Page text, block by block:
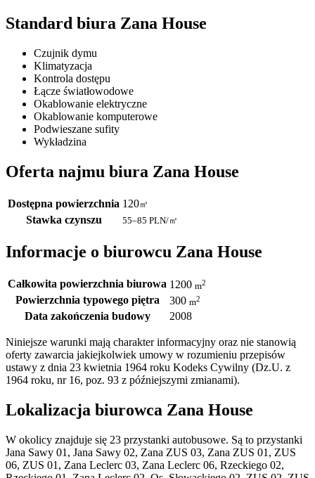
Standard biura Zana House
Czujnik dymu
Klimatyzacja
Kontrola dostępu
Łącze światłowodowe
Okablowanie elektryczne
Okablowanie komputerowe
Podwieszane sufity
Wykładzina
Oferta najmu biura Zana House
Dostępna powierzchnia 120㎡
Stawka czynszu 55–85 PLN/㎡
Informacje o biurowcu Zana House
Całkowita powierzchnia biurowa 1200 m2
Powierzchnia typowego piętra 300 m2
Data zakończenia budowy 2008
Niniejsze warunki mają charakter informacyjny oraz nie stanowią
oferty zawarcia jakiejkolwiek umowy w rozumieniu przepisów
ustawy z dnia 23 kwietnia 1964 roku Kodeks Cywilny (Dz.U. z
1964 roku, nr 16, poz. 93 z późniejszymi zmianami).
Lokalizacja biurowca Zana House
W okolicy znajduje się 23 przystanki autobusowe. Są to przystanki
Jana Sawy 01, Jana Sawy 02, Zana ZUS 03, Zana ZUS 01, ZUS
06, ZUS 01, Zana Leclerc 03, Zana Leclerc 06, Rzeckiego 02,